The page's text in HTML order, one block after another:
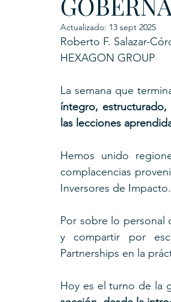
Actualizado: 13 sept 2025
Roberto F. Salazar-
HEXAGON GROUP
La semana que
íntegro,
las lecciones
Hemos unido
complacencias
Inversores de Impacto.
Por sobre lo personal
y compartir por
Partnerships en la
Hoy es el turno de la